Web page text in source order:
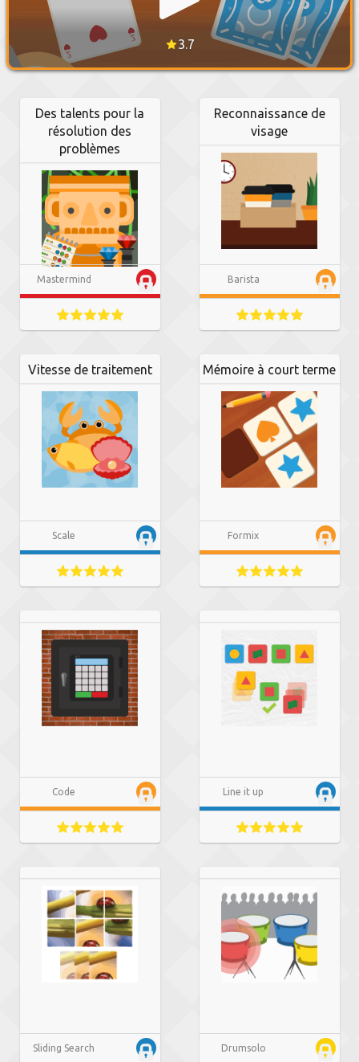
3.7
Des talents pour la
résolution des
problèmes
Mastermind
Reconnaissance de
visage
Barista
Vitesse de traitement
Scale
Mémoire à court terme
Formix
Code Line it up
Sliding Search Drumsolo